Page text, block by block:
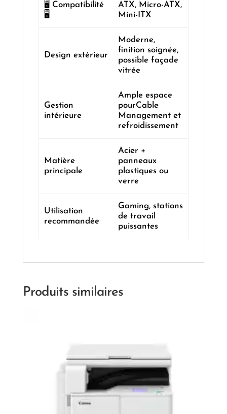
🖥 Compatibilité
🖥
ATX, Micro-ATX,
Mini-ITX
Design extérieur
Moderne,
finition soignée,
possible façade
vitrée
Gestion
intérieure
Ample espace
pourCable
Management et
refroidissement
Matière
principale
Acier +
panneaux
plastiques ou
verre
Utilisation
recommandée
Gaming, stations
de travail
puissantes
Produits similaires